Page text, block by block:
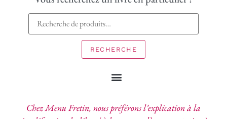
RECHERCHE
Chez Menu Fretin, nous préférons l’explication à la